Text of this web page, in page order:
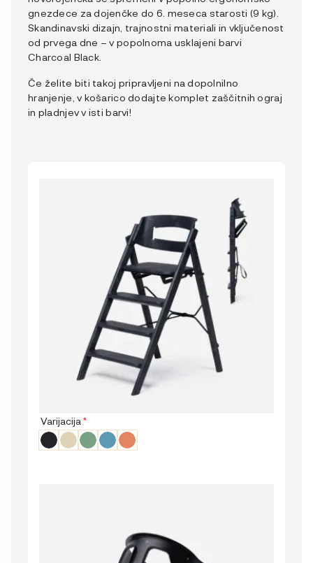
gnezdece za dojenčke do 6. meseca starosti (9 kg).
Skandinavski dizajn, trajnostni materiali in vključenost
od prvega dne – v popolnoma usklajeni barvi
Charcoal Black.
Če želite biti takoj pripravljeni na dopolnilno
hranjenje, v košarico dodajte komplet zaščitnih ograj
in pladnjev v isti barvi!
Varijacija *